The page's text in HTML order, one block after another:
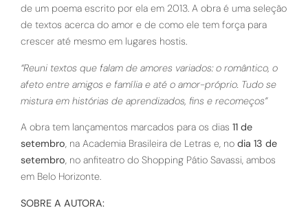
de um poema escrito por ela em 2013. A obra é uma seleção
de textos acerca do amor e de como ele tem força para
crescer até mesmo em lugares hostis.
“Reuni textos que falam de amores variados: o romântico, o
afeto entre amigos e família e até o amor-próprio. Tudo se
mistura em histórias de aprendizados, fins e recomeços”
A obra tem lançamentos marcados para os dias 11 de
setembro, na Academia Brasileira de Letras e, no dia 13 de
setembro, no anfiteatro do Shopping Pátio Savassi, ambos
em Belo Horizonte.
SOBRE A AUTORA: